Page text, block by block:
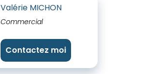
Valérie MICHON
Commercial
Contactez moi